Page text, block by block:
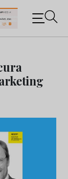
do